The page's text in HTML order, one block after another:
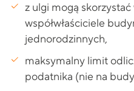
z ulgi mogą skorzystać
współwłaściciele
jednorodzinnych,
maksymalny limit
podatnika (nie na